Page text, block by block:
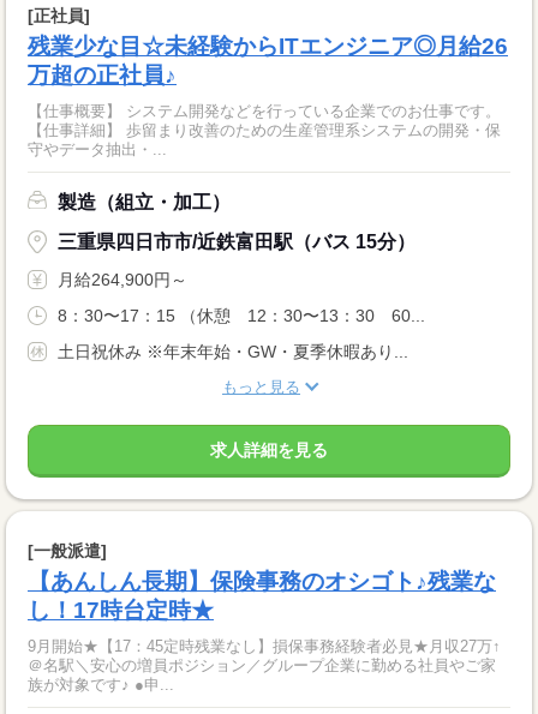
[正社員]
残業少な目☆未経験からITエンジニア◎月給26
万超の正社員♪
【仕事概要】 システム開発などを行っている企業でのお仕事です。
【仕事詳細】 歩留まり改善のための生産管理系システムの開発・保
守やデータ抽出・...
製造（組立・加工）
三重県四日市市/近鉄富田駅（バス 15分）
月給264,900円～
8：30〜17：15 （休憩 12：30〜13：30 60...
土日祝休み ※年末年始・GW・夏季休暇あり...
もっと見る
求人詳細を見る
[一般派遣]
【あんしん長期】保険事務のオシゴト♪残業な
し！17時台定時★
9月開始★【17：45定時残業なし】損保事務経験者必見★月収27万↑
＠名駅＼安心の増員ポジション／グループ企業に勤める社員やご家
族が対象です♪ ●申...